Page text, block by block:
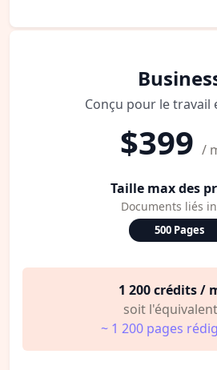
Conçu pour le travail
$399 /
Taille max des
Documents liés
500 Pages
1 200 crédits /
soit
~ 1 200 pages